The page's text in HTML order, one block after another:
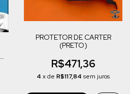
PROTETOR DE CARTER
(PRETO)
R$471,36
4 x de R$117,84 sem juros